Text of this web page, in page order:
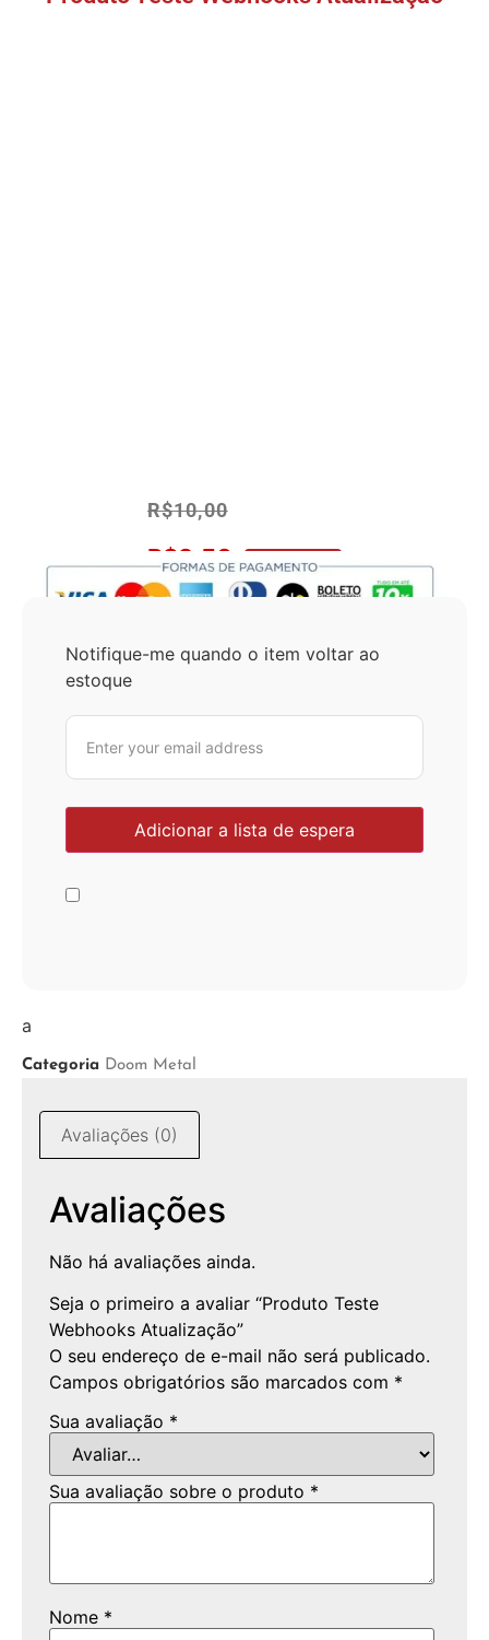
R$10,00
R$9,50 No Pix 5% OFF
Notifique-me quando o item voltar ao
estoque
a
Categoria Doom Metal
Avaliações (0)
Avaliações
Não há avaliações ainda.
Seja o primeiro a avaliar “Produto Teste
Webhooks Atualização”
O seu endereço de e-mail não será publicado.
Campos obrigatórios são marcados com *
Sua avaliação *
Sua avaliação sobre o produto *
Nome *